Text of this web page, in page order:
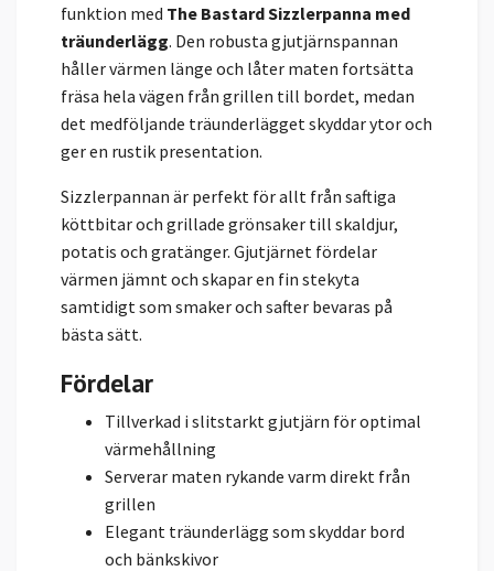
funktion med The Bastard Sizzlerpanna med
träunderlägg. Den robusta gjutjärnspannan
håller värmen länge och låter maten fortsätta
fräsa hela vägen från grillen till bordet, medan
det medföljande träunderlägget skyddar ytor och
ger en rustik presentation.
Sizzlerpannan är perfekt för allt från saftiga
köttbitar och grillade grönsaker till skaldjur,
potatis och gratänger. Gjutjärnet fördelar
värmen jämnt och skapar en fin stekyta
samtidigt som smaker och safter bevaras på
bästa sätt.
Fördelar
Tillverkad i slitstarkt gjutjärn för optimal
värmehållning
Serverar maten rykande varm direkt från
grillen
Elegant träunderlägg som skyddar bord
och bänkskivor